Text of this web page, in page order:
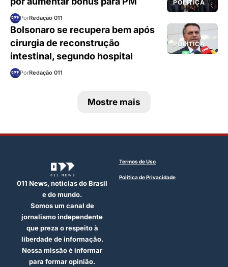
POLÍTICA
PorRedação 011
POLÍTICA
Bolsonaro se recupera bem após
cirurgia de reconstrução
intestinal, segundo hospital
PorRedação 011
Mostre mais
011 News, notícias do Brasil
e do mundo.
Somos um canal de
jornalismo independente
que preza o respeito à
liberdade de informação.
Nossa missão é informar
para formar opinião.
Termos de Uso
Política de Privacidade